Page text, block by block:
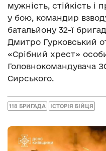
мужність, стійкість і
у бою, командир
батальйону 32-ї
Дмитро Гурковський
«Срібний хрест»
Головнокомандувача
Сирського.
118 БРИГАДА ІСТОРІЯ БІЙЦЯ